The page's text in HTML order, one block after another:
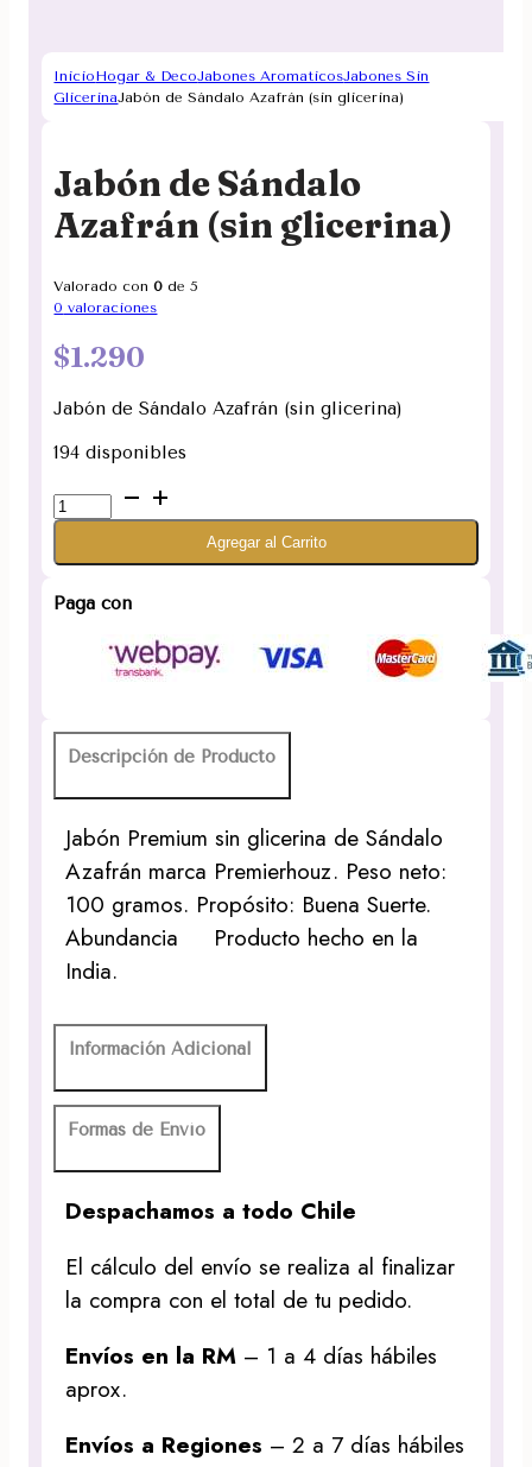
InicioHogar & DecoJabones AromaticosJabones Sin
GlicerinaJabón de Sándalo Azafrán (sin glicerina)
Jabón de Sándalo
Azafrán (sin glicerina)
Valorado con0 de 5
0 valoraciones
$1.290
Jabón de Sándalo Azafrán (sin glicerina)
194 disponibles
Jabón
de
(sin
cantidad
Agregar al Carrito
Paga con
Descripción de Producto
Jabón Premium sin glicerina de Sándalo
Azafrán marca Premierhouz. Peso neto:
100 gramos. Propósito: Buena Suerte.
Abundancia Producto hecho en la
India.
Información Adicional
Formas de Envío
Despachamos a todo Chile
El cálculo del envío se realiza al finalizar
la compra con el total de tu pedido.
Envíos en la RM – 1 a 4 días hábiles
aprox.
Envíos a Regiones – 2 a 7 días hábiles